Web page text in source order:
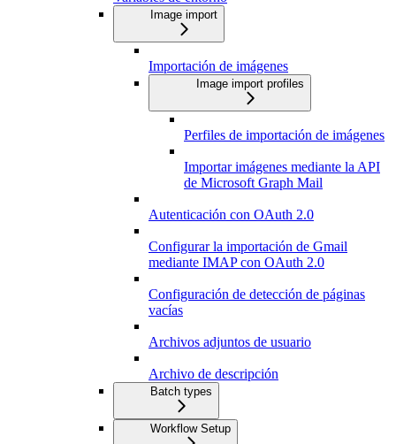
Image import
Importación de imágenes
Image import profiles
Perfiles de importación de imágenes
Importar imágenes mediante la API
de Microsoft Graph Mail
Autenticación con OAuth 2.0
Configurar la importación de Gmail
mediante IMAP con OAuth 2.0
Configuración de detección de páginas
vacías
Archivos adjuntos de usuario
Archivo de descripción
Batch types
Workflow Setup